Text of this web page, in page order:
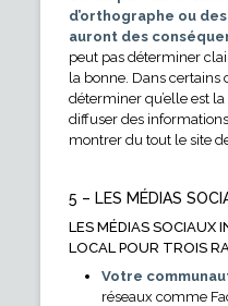
d’orthographe ou
auront des
peut pas déterminer
la bonne. Dans certains
déterminer qu’elle est
diffuser des
montrer du tout le site
5 – LES MÉDIAS
LES MÉDIAS SOCIAUX
LOCAL POUR TROIS
Votre
réseaux comme